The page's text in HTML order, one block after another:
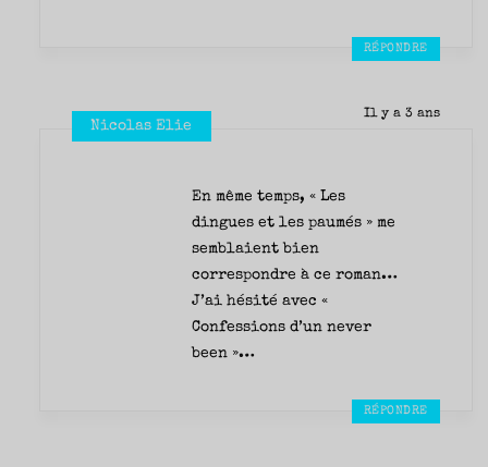
RÉPONDRE
Il y a 3 ans
Nicolas Elie
En même temps, « Les
dingues et les paumés » me
semblaient bien
correspondre à ce roman…
J’ai hésité avec «
Confessions d’un never
been »…
RÉPONDRE